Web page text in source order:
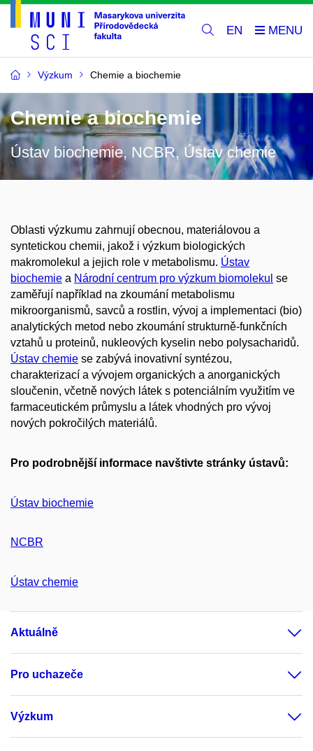
EN
Výzkum Chemie a biochemie
Chemie a biochemie
Ústav biochemie, NCBR, Ústav chemie
Oblasti výzkumu zahrnují obecnou, materiálovou a
syntetickou chemii, jakož i výzkum biologických
makromolekul a jejich role v metabolismu. Ústav
biochemie a Národní centrum pro výzkum biomolekul se
zaměřují například na zkoumání metabolismu
mikroorganismů, savců a rostlin, vývoj a implementaci (bio)
analytických metod nebo zkoumání strukturně-funkčních
vztahů u proteinů, nukleových kyselin nebo polysacharidů.
Ústav chemie se zabývá inovativní syntézou,
charakterizací a vývojem organických a anorganických
sloučenin, včetně nových látek s potenciálním využitím ve
farmaceutickém průmyslu a látek vhodných pro vývoj
nových pokročilých materiálů.
Pro podrobnější informace navštivte stránky ústavů:
Ústav biochemie
NCBR
Ústav chemie
Aktuálně
Pro uchazeče
Výzkum